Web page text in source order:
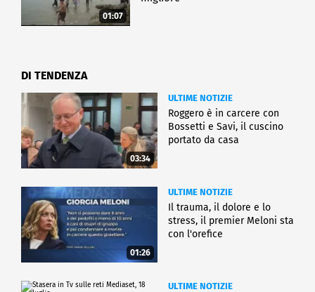
01:07
DI TENDENZA
03:34
ULTIME NOTIZIE
Roggero è in carcere con
Bossetti e Savi, il cuscino
portato da casa
01:26
ULTIME NOTIZIE
Il trauma, il dolore e lo
stress, il premier Meloni sta
con l'orefice
ULTIME NOTIZIE